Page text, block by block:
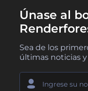
Únase al
Sea de los
últimas noticias